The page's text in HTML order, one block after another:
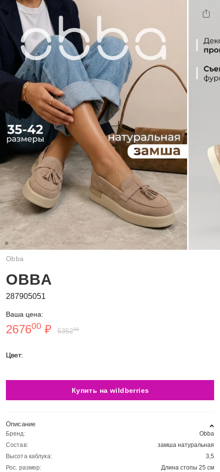
Obba
OBBA
287905051
Ваша цена:
267600 ₽ 535200
Цвет:
Купить на wildberries
Описание
Бренд:
Obba
Состав:
замша натуральная
Высота каблука:
3,5
Рос. размер:
Длина стопы 25 см